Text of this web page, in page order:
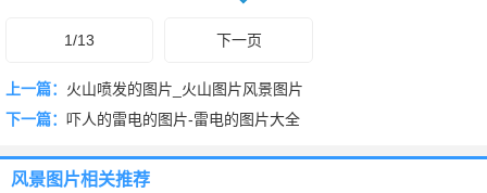
沙漠图片唯美相关的风景图片，就上他多图www.taduo.net。
1/13
下一页
上一篇： 火山喷发的图片_火山图片风景图片
下一篇： 吓人的雷电的图片-雷电的图片大全
风景图片相关推荐